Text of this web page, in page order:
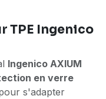
TPE Ingenico
Ingenico AXIUM
en verre
s'adapter